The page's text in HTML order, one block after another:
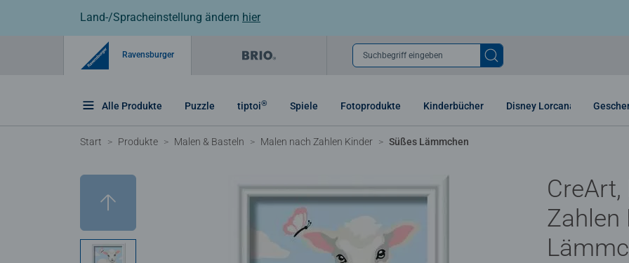
Land-/Spracheinstellung ändern hier
Ravensburger Suchbegriff eingeben
Alle Produkte Puzzle tiptoi® Spiele Fotoprodukte Kinderbücher Disney Lorcana
Start Produkte Malen & Basteln Malen nach Zahlen Kinder Süßes Lämmchen
Zahlen